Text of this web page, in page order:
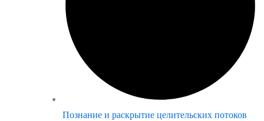
Познание и раскрытие целительских потоков